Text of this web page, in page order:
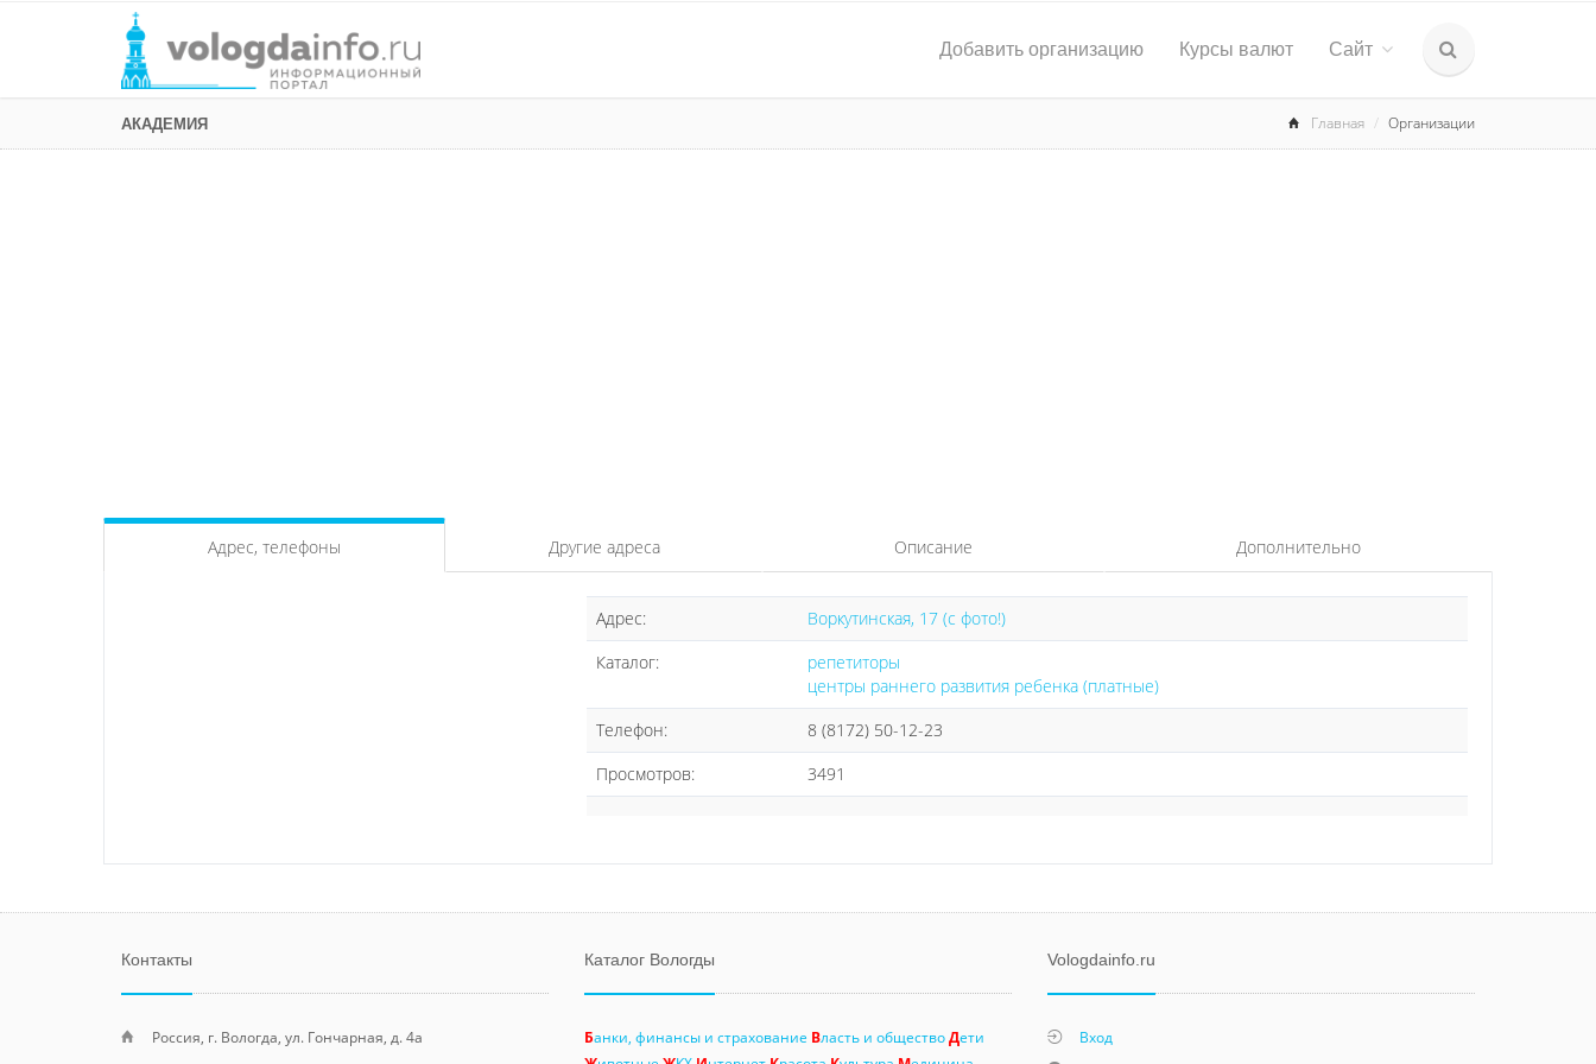
Добавить организацию Курсы валют Сайт
АКАДЕМИЯ Главная Организации
Адрес, телефоны Другие адреса Описание Дополнительно
Адрес:
Воркутинская, 17 (с фото!)
Каталог:
репетиторы
центры раннего развития ребенка (платные)
Телефон:
8 (8172) 50-12-23
Просмотров:
3491
Контакты
Россия, г. Вологда, ул. Гончарная, д. 4а
Каталог Вологды
Банки, финансы и страхование Власть и обществоДети
Vologdainfo.ru
Вход